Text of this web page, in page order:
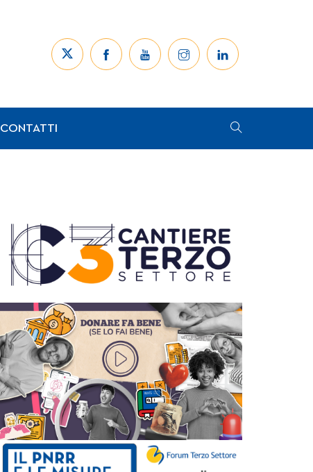
CONTATTI